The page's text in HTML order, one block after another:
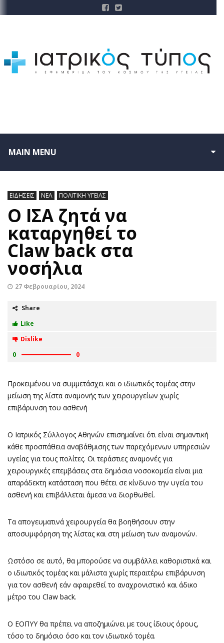
MAIN MENU
ΕΙΔΗΣΕΙΣ ΝΕΑ ΠΟΛΙΤΙΚΗ ΥΓΕΙΑΣ
Ο ΙΣΑ ζητά να
καταργηθεί το
Claw back στα
νοσήλια
27 Φεβρουαρίου, 2024
Share
Like
Dislike
0
0
Προκειμένου να συμμετάσχει και ο ιδιωτικός τομέας στην
μείωση της λίστα αναμονής των χειρουργείων χωρίς
επιβάρυνση του ασθενή
Ο Ιατρικός Σύλλογος Αθηνών επισημαίνει ότι είναι σημαντική
κάθε προσπάθεια αναβάθμισης των παρεχόμενων υπηρεσιών
υγείας για τους πολίτες. Οι τεράστιες αναμονές για
χειρουργικές επεμβάσεις στα δημόσια νοσοκομεία είναι μια
απαράδεκτη κατάσταση που θέτει σε κίνδυνο την υγεία του
ασθενή και επιβάλλεται άμεσα να διορθωθεί.
Τα απογευματινά χειρουργεία θα βοηθήσουν στην
αποσυμφόρηση της λίστας και στη μείωση των αναμονών.
Ωστόσο σε αυτό, θα μπορούσε να συμβάλλει καθοριστικά και
ο ιδιωτικός τομέας και μάλιστα χωρίς περαιτέρω επιβάρυνση
για τον ασθενή εάν αφαιρεθεί το αναχρονιστικό και άδικο
μέτρο του Claw back.
Ο ΕΟΠΥΥ θα πρέπει να αποζημιώνει με τους ίδιους όρους,
τόσο το δημόσιο όσο και τον ιδιωτικό τομέα.